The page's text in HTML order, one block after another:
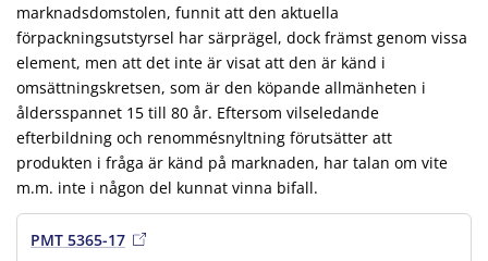
marknadsdomstolen, funnit att den aktuella
förpackningsutstyrsel har särprägel, dock främst genom vissa
element, men att det inte är visat att den är känd i
omsättningskretsen, som är den köpande allmänheten i
åldersspannet 15 till 80 år. Eftersom vilseledande
efterbildning och renommésnyltning förutsätter att
produkten i fråga är känd på marknaden, har talan om vite
m.m. inte i någon del kunnat vinna bifall.
PMT 5365-17